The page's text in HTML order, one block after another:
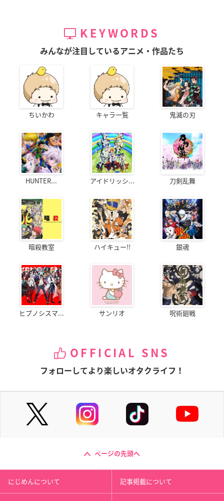
KEYWORDS
みんなが注目しているアニメ・作品たち
ちいかわ キャラ一覧 鬼滅の刃
HUNTER... アイドリッシ... 刀剣乱舞
暗殺教室 ハイキュー!! 銀魂
ヒプノシスマ... サンリオ 呪術廻戦
OFFICIAL SNS
フォローしてより楽しいオタクライフ！
ページの先頭へ
にじめんについて 記事掲載について